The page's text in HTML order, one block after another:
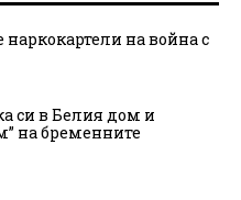
на война с
си в Белия дом и
на бременните